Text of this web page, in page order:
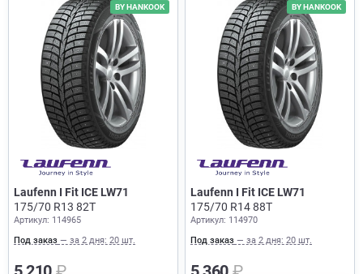
BY HANKOOK
Laufenn I Fit ICE LW71
175/70 R13 82T
Артикул: 114965
Под заказ — за 2 дня: 20 шт.
BY HANKOOK
Laufenn I Fit ICE LW71
175/70 R14 88T
Артикул: 114970
Под заказ — за 2 дня: 20 шт.